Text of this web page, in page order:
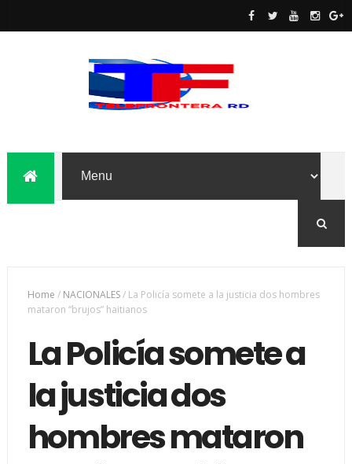
Home / NACIONALES/ La Policía somete a la justicia dos hombres
mataron “brujos” haitianos
La Policía somete a
la justicia dos
hombres mataron